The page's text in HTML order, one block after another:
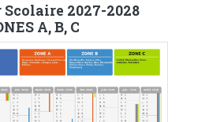
2027-2028
A, B, C